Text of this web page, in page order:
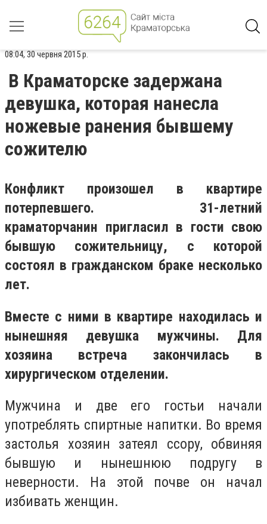
08:04, 30 червня 2015 р.
В Краматорске задержана
девушка, которая нанесла
ножевые ранения бывшему
сожителю
Конфликт произошел в квартире
потерпевшего. 31-летний
краматорчанин пригласил в гости свою
бывшую сожительницу, с которой
состоял в гражданском браке несколько
лет.
Вместе с ними в квартире находилась и
нынешняя девушка мужчины. Для
хозяина встреча закончилась в
хирургическом отделении.
Мужчина и две его гостьи начали
употреблять спиртные напитки. Во время
застолья хозяин затеял ссору, обвиняя
бывшую и нынешнюю подругу в
неверности. На этой почве он начал
избивать женщин.